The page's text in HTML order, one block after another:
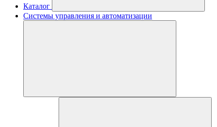
Каталог
Системы управления и автоматизации